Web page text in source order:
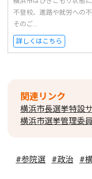
不登校、進路や就労への
そのご...
詳しくはこちら
関連リンク
横浜市長選挙特設
横浜市選挙管理委
#参院選 #政治 #